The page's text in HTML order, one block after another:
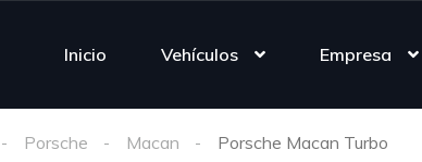
Inicio Vehículos Empresa
Porsche Macan Porsche Macan Turbo